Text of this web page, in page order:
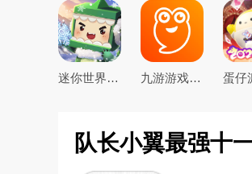
迷你世界2026最新官方版 九游游戏盒子app2026最新版
队长小翼最强十